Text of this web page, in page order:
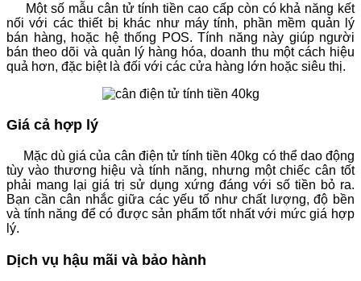
Một số mẫu cân tử tính tiền cao cấp còn có khả năng kết
nối với các thiết bị khác như máy tính, phần mềm quản lý
bán hàng, hoặc hệ thống POS. Tính năng này giúp người
bán theo dõi và quản lý hàng hóa, doanh thu một cách hiệu
quả hơn, đặc biệt là đối với các cửa hàng lớn hoặc siêu thị.
Giá cả hợp lý
Mặc dù giá của cân điện tử tính tiền 40kg có thể dao động
tùy vào thương hiệu và tính năng, nhưng một chiếc cân tốt
phải mang lại giá trị sử dụng xứng đáng với số tiền bỏ ra.
Bạn cần cân nhắc giữa các yếu tố như chất lượng, độ bền
và tính năng để có được sản phẩm tốt nhất với mức giá hợp
lý.
Dịch vụ hậu mãi và bảo hành